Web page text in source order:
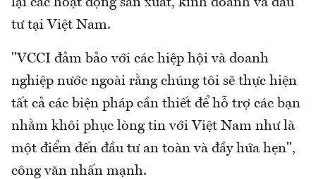
tư tại Việt Nam.
"VCCI đảm bảo với các hiệp hội và doanh
nghiệp nước ngoài rằng chúng tôi sẽ thực hiện
tất cả các biện pháp cần thiết để hỗ trợ các bạn
nhằm khôi phục lòng tin với Việt Nam như là
một điểm đến đầu tư an toàn và đầy hứa hẹn",
công văn nhấn mạnh.